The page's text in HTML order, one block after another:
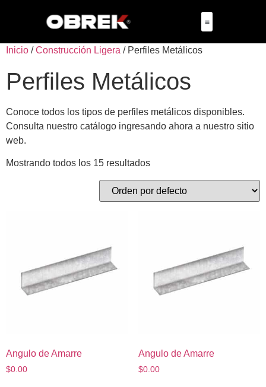
Inicio /Construcción Ligera / Perfiles Metálicos
Perfiles Metálicos
Conoce todos los tipos de perfiles metálicos disponibles.
Consulta nuestro catálogo ingresando ahora a nuestro sitio
web.
Mostrando todos los 15 resultados
Angulo de Amarre
$0.00
Angulo de Amarre
$0.00